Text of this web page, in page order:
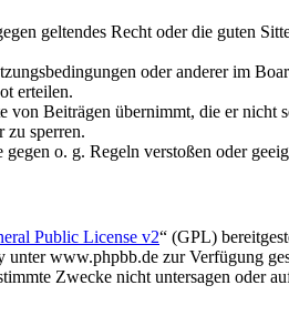
geltendes Recht oder die guten
oder anderer im
erteilen.
Beiträgen übernimmt, die er nicht
zu sperren.
o. g. Regeln verstoßen oder
Public License v2“ (GPL)
www.phpbb.de zur Verfügung
Zwecke nicht untersagen oder